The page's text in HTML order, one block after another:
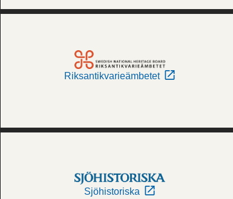
Riksantikvarieämbetet
Sjöhistoriska